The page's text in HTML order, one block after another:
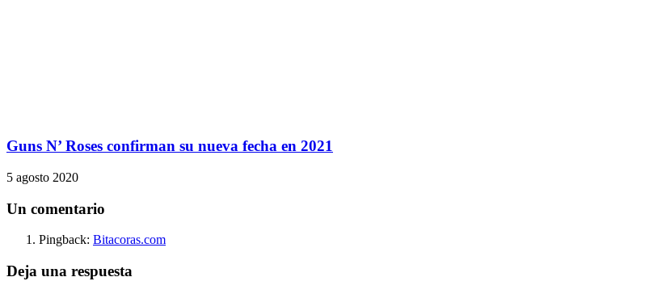
Guns N’ Roses confirman su nueva fecha en 2021
5 agosto 2020
Un comentario
Pingback: Bitacoras.com
Deja una respuesta